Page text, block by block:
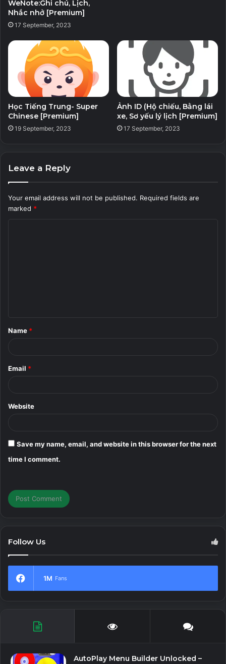
WeNote:Ghi chú, Lịch,
Nhắc nhở [Premium]
17 September, 2023
Học Tiếng Trung- Super
Chinese [Premium]
19 September, 2023
Ảnh ID (Hộ chiếu, Bằng lái
xe, Sơ yếu lý lịch [Premium]
17 September, 2023
Leave a Reply
Your email address will not be published. Required fields are
marked *
*
Name *
Email *
Website
Save my name, email, and website in this browser for the next
time I comment.
Follow Us
1M Fans
AutoPlay Menu Builder Unlocked –